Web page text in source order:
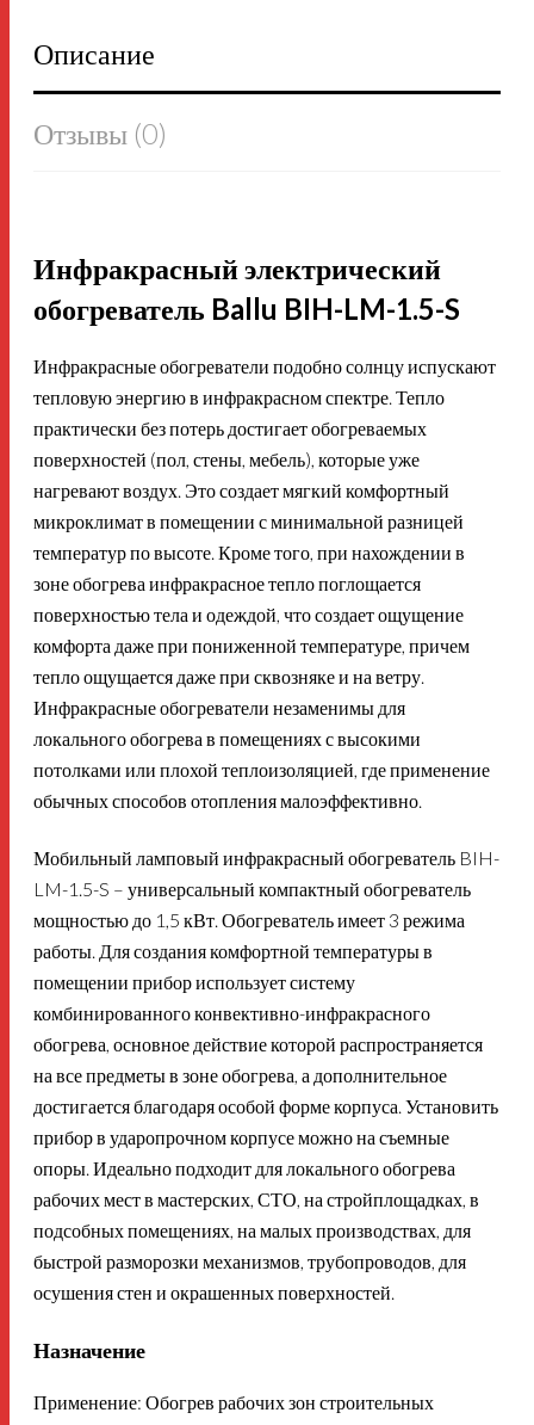
Описание
Отзывы (0)
Инфракрасный электрический
обогреватель Ballu BIH-LM-1.5-S
Инфракрасные обогреватели подобно солнцу испускают
тепловую энергию в инфракрасном спектре. Тепло
практически без потерь достигает обогреваемых
поверхностей (пол, стены, мебель), которые уже
нагревают воздух. Это создает мягкий комфортный
микроклимат в помещении с минимальной разницей
температур по высоте. Кроме того, при нахождении в
зоне обогрева инфракрасное тепло поглощается
поверхностью тела и одеждой, что создает ощущение
комфорта даже при пониженной температуре, причем
тепло ощущается даже при сквозняке и на ветру.
Инфракрасные обогреватели незаменимы для
локального обогрева в помещениях с высокими
потолками или плохой теплоизоляцией, где применение
обычных способов отопления малоэффективно.
Мобильный ламповый инфракрасный обогреватель BIH-
LM-1.5-S – универсальный компактный обогреватель
мощностью до 1,5 кВт. Обогреватель имеет 3 режима
работы. Для создания комфортной температуры в
помещении прибор использует систему
комбинированного конвективно-инфракрасного
обогрева, основное действие которой распространяется
на все предметы в зоне обогрева, а дополнительное
достигается благодаря особой форме корпуса. Установить
прибор в ударопрочном корпусе можно на съемные
опоры. Идеально подходит для локального обогрева
рабочих мест в мастерских, СТО, на стройплощадках, в
подсобных помещениях, на малых производствах, для
быстрой разморозки механизмов, трубопроводов, для
осушения стен и окрашенных поверхностей.
Назначение
Применение: Обогрев рабочих зон строительных